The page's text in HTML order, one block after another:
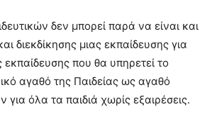
δεν μπορεί παρά να είναι και
διεκδίκησης μιας εκπαίδευσης για
εκπαίδευσης που θα υπηρετεί το
αγαθό της Παιδείας ως αγαθό
για όλα τα παιδιά χωρίς εξαιρέσεις.